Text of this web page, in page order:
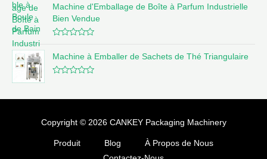
5
t
e
0
s
5
Machine d'Emballage de Boîte à Parfum Industrielle
Bien Vendue
t
e
0
r
Machine à Emballer de Sachets de Thé Triangulaire
s
u
5
Copyright © 2026 CANKEY Packaging Machinery
Produit Blog
À Propos de Nous